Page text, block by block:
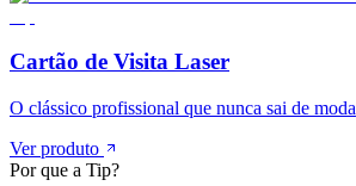
Cartão de Visita Laser
O clássico profissional que nunca sai de moda
Ver produto
Por que a Tip?